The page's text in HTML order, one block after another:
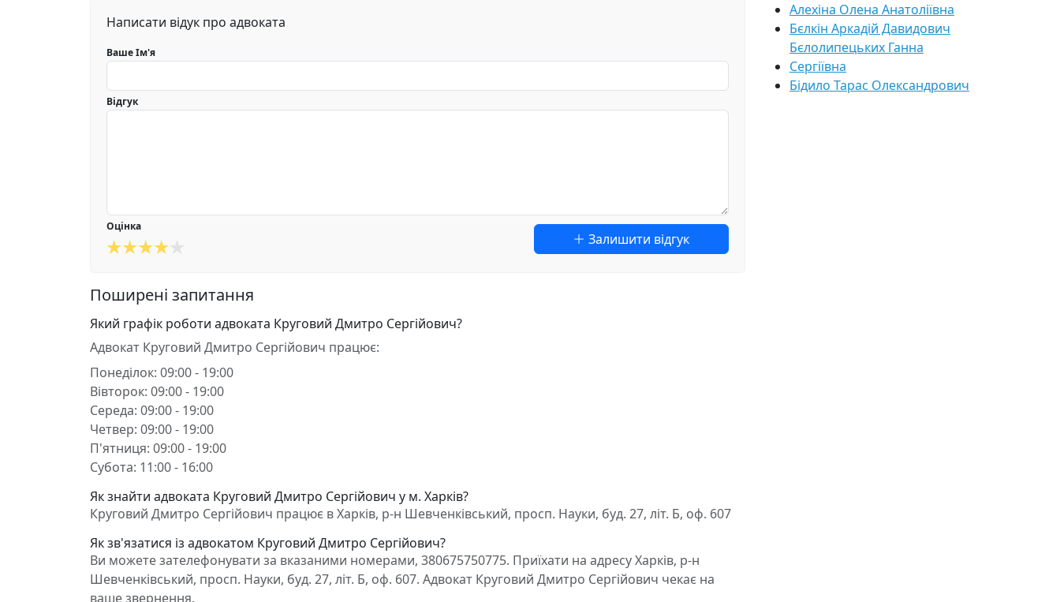
Написати відук про адвоката
Ваше Ім'я
Відгук
Оцінка
Залишити відгук
Поширені запитання
Який графік роботи адвоката Круговий Дмитро Сергійович?
Адвокат Круговий Дмитро Сергійович працює:
Понеділок: 09:00 - 19:00
Вівторок: 09:00 - 19:00
Середа: 09:00 - 19:00
Четвер: 09:00 - 19:00
П'ятниця: 09:00 - 19:00
Субота: 11:00 - 16:00
Як знайти адвоката Круговий Дмитро Сергійович у м. Харків?
Круговий Дмитро Сергійович працює в Харків, р-н Шевченківський, просп. Науки, буд. 27, літ. Б, оф. 607
Як зв'язатися із адвокатом Круговий Дмитро Сергійович?
Ви можете зателефонувати за вказаними номерами, 380675750775. Приїхати на адресу Харків, р-н
Шевченківський, просп. Науки, буд. 27, літ. Б, оф. 607. Адвокат Круговий Дмитро Сергійович чекає на
ваше звернення.
Алехіна Олена Анатоліївна
Бєлкін Аркадій Давидович
Бєлолипецьких Ганна
Сергіївна
Бідило Тарас Олександрович